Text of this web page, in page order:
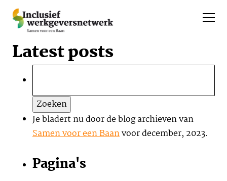
Latest posts
Je bladert nu door de blog archieven van
Samen voor een Baanvoor december, 2023.
Pagina's